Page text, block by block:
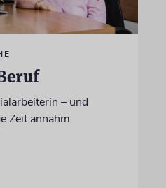
– und
Zeit annahm